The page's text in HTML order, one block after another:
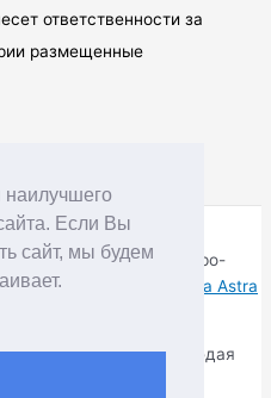
наилучшего
Если Вы
сайт, мы будем
ответственности за
размещенные
- 2026 | Северо-
края | Powered by
Тема Astra
только соблюдая